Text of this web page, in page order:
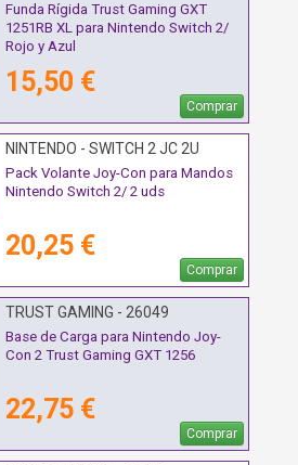
Funda Rígida Trust Gaming GXT
1251RB XL para Nintendo Switch 2/
Rojo y Azul
15,50 €
Comprar
NINTENDO - SWITCH 2 JC 2U
Pack Volante Joy-Con para Mandos
Nintendo Switch 2/ 2 uds
20,25 €
Comprar
TRUST GAMING - 26049
Base de Carga para Nintendo Joy-
Con 2 Trust Gaming GXT 1256
22,75 €
Comprar